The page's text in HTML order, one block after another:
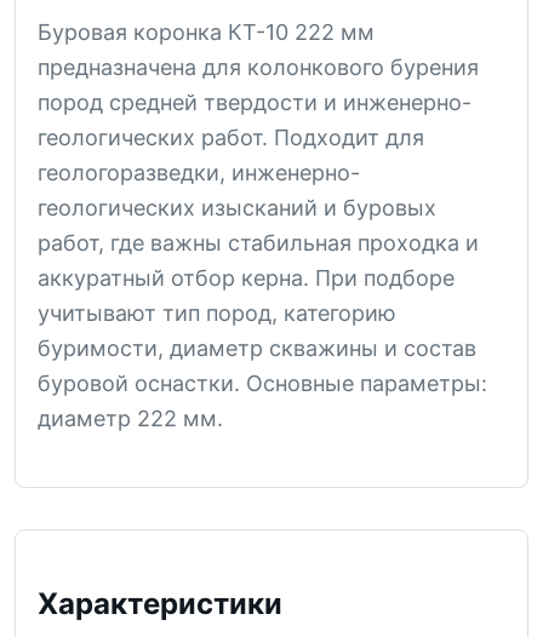
Буровая коронка КТ-10 222 мм
предназначена для колонкового бурения
пород средней твердости и инженерно-
геологических работ. Подходит для
геологоразведки, инженерно-
геологических изысканий и буровых
работ, где важны стабильная проходка и
аккуратный отбор керна. При подборе
учитывают тип пород, категорию
буримости, диаметр скважины и состав
буровой оснастки. Основные параметры:
диаметр 222 мм.
Характеристики